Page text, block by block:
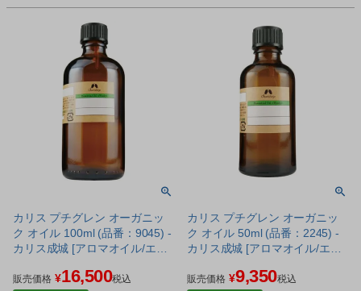
カリス プチグレン オーガニッ
ク オイル 100ml (品番：9045) -
カリス成城 [アロマオイル/エッ
販売価格 ¥16,500税込
カリス プチグレン オーガニッ
ク オイル 50ml (品番：2245) -
カリス成城 [アロマオイル/エッ
販売価格 ¥9,350税込